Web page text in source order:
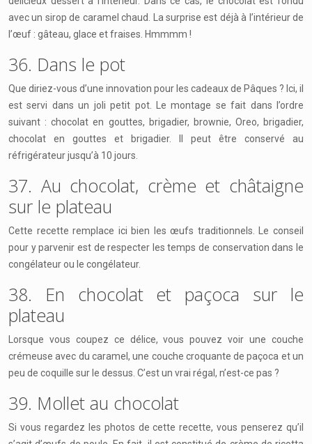
avec un sirop de caramel chaud. La surprise est déjà à l’intérieur de
l’œuf : gâteau, glace et fraises. Hmmmm !
36. Dans le pot
Que diriez-vous d’une innovation pour les cadeaux de Pâques ? Ici, il
est servi dans un joli petit pot. Le montage se fait dans l’ordre
suivant : chocolat en gouttes, brigadier, brownie, Oreo, brigadier,
chocolat en gouttes et brigadier. Il peut être conservé au
réfrigérateur jusqu’à 10 jours.
37. Au chocolat, crème et châtaigne
sur le plateau
Cette recette remplace ici bien les œufs traditionnels. Le conseil
pour y parvenir est de respecter les temps de conservation dans le
congélateur ou le congélateur.
38. En chocolat et paçoca sur le
plateau
Lorsque vous coupez ce délice, vous pouvez voir une couche
crémeuse avec du caramel, une couche croquante de paçoca et un
peu de coquille sur le dessus. C’est un vrai régal, n’est-ce pas ?
39. Mollet au chocolat
Si vous regardez les photos de cette recette, vous penserez qu’il